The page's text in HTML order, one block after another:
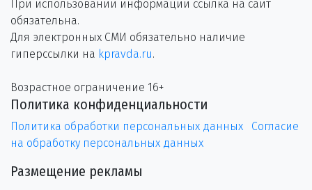
При использовании информации ссылка на сайт
обязательна.
Для электронных СМИ обязательно наличие
гиперссылки на kpravda.ru.
Возрастное ограничение 16+
Политика конфиденциальности
Политика обработки персональных данных
Согласие
на обработку персональных данных
Размещение рекламы